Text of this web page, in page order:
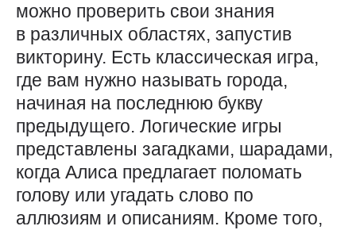
можно проверить свои знания
в различных областях, запустив
викторину. Есть классическая игра,
где вам нужно называть города,
начиная на последнюю букву
предыдущего. Логические игры
представлены загадками, шарадами,
когда Алиса предлагает поломать
голову или угадать слово по
аллюзиям и описаниям. Кроме того,